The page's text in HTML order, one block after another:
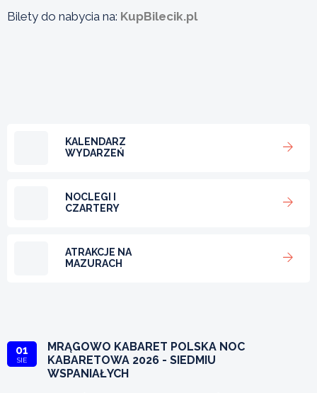
Bilety do nabycia na: KupBilecik.pl
KALENDARZ
WYDARZEŃ
NOCLEGI I
CZARTERY
ATRAKCJE NA
MAZURACH
01
SIE
MRĄGOWO KABARET POLSKA NOC
KABARETOWA 2026 - SIEDMIU
WSPANIAŁYCH